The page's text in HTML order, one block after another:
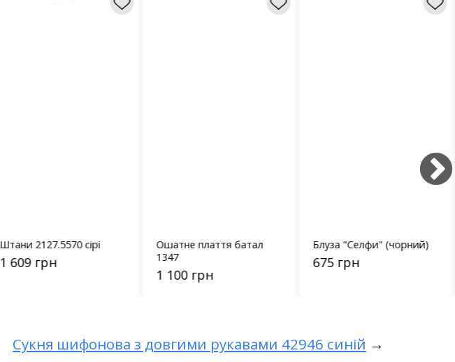
Штани 2127.5570 сірі
1 609 грн
Ошатне плаття батал
1347
1 100 грн
Блуза "Селфи" (чорний)
675 грн
Сукня шифонова з довгими рукавами 42946 синій →